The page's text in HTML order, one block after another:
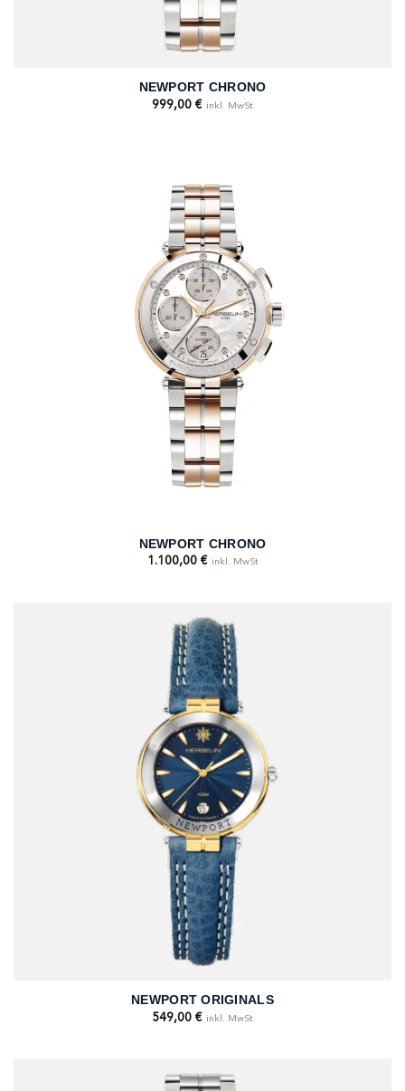
NEWPORT CHRONO
999,00 € inkl. MwSt
NEWPORT CHRONO
1.100,00 € inkl. MwSt
NEWPORT ORIGINALS
549,00 € inkl. MwSt